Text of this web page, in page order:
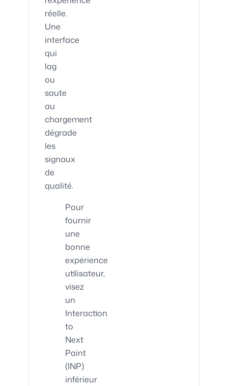
réelle.
Une
interface
qui
lag
ou
saute
au
chargement
dégrade
les
signaux
de
qualité.
Pour
fournir
une
bonne
expérience
utilisateur,
visez
un
Interaction
to
Next
Paint
(INP)
inférieur